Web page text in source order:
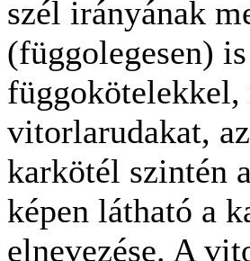
szél irányának
(függolegesen)
vitorlarudakat,
karkötél szintén
képen látható a
elnevezése. A